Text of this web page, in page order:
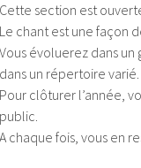
Cette section est
Le chant est une façon
Vous évoluerez dans
dans un répertoire varié.
Pour clôturer l’année,
public.
A chaque fois, vous en